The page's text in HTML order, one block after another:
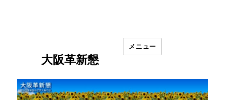
大阪革新懇
メニュー